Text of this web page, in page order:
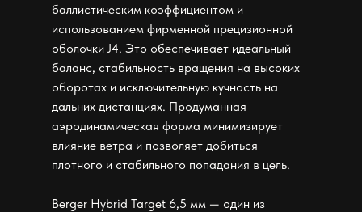
баллистическим коэффициентом и
использованием фирменной прецизионной
оболочки J4. Это обеспечивает идеальный
баланс, стабильность вращения на высоких
оборотах и исключительную кучность на
дальних дистанциях. Продуманная
аэродинамическая форма минимизирует
влияние ветра и позволяет добиться
плотного и стабильного попадания в цель.
Berger Hybrid Target 6,5 мм — один из